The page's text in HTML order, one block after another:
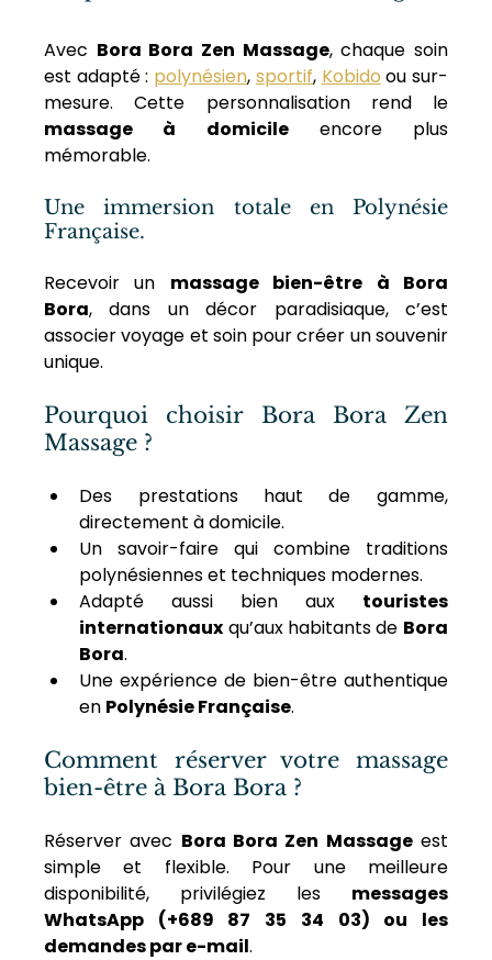
Avec Bora Bora Zen Massage, chaque soin
est adapté : polynésien, sportif, Kobido ou sur-
mesure. Cette personnalisation rend le
massage à domicile encore plus
mémorable.
Une immersion totale en Polynésie
Française.
Recevoir un massage bien-être à Bora
Bora, dans un décor paradisiaque, c’est
associer voyage et soin pour créer un souvenir
unique.
Pourquoi choisir Bora Bora Zen
Massage ?
Des prestations haut de gamme,
directement à domicile.
Un savoir-faire qui combine traditions
polynésiennes et techniques modernes.
Adapté aussi bien aux touristes
internationaux qu’aux habitants de Bora
Bora.
Une expérience de bien-être authentique
en Polynésie Française.
Comment réserver votre massage
bien-être à Bora Bora ?
Réserver avec Bora Bora Zen Massage est
simple et flexible. Pour une meilleure
disponibilité, privilégiez les messages
WhatsApp (+689 87 35 34 03) ou les
demandes par e-mail.